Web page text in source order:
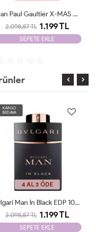
Jean Paul Gaultier X-MAS Edition 125 Ml Parfüm Man Tester
2.098,87 TL 1.199 TL
SEPETE EKLE
KARGO
BEDAVA
4 AL 3 ÖDE
Bvlgari Man İn Black EDP 100ml Parfüm Man Tester
2.098,87 TL 1.199 TL
SEPETE EKLE